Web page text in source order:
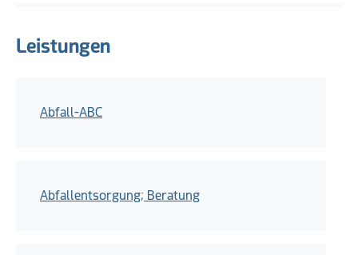
Leistungen
Abfall-ABC
Abfallentsorgung; Beratung